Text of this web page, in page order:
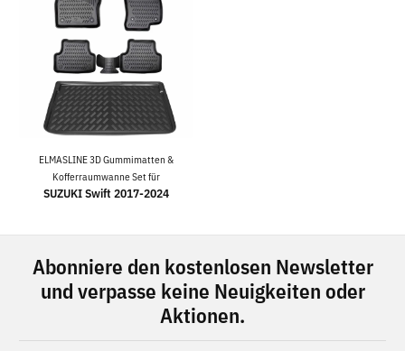
ELMASLINE 3D Gummimatten &
Kofferraumwanne Set für
SUZUKI Swift 2017-2024
Abonniere den kostenlosen Newsletter
und verpasse keine Neuigkeiten oder
Aktionen.